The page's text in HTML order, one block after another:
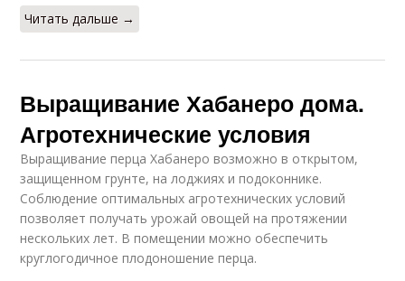
Читать дальше →
Выращивание Хабанеро дома.
Агротехнические условия
Выращивание перца Хабанеро возможно в открытом,
защищенном грунте, на лоджиях и подоконнике.
Соблюдение оптимальных агротехнических условий
позволяет получать урожай овощей на протяжении
нескольких лет. В помещении можно обеспечить
круглогодичное плодоношение перца.